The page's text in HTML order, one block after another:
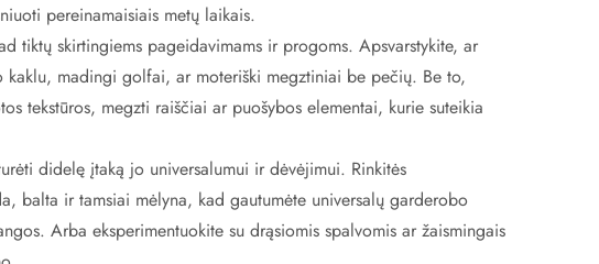
pereinamaisiais metų laikais.
tiktų skirtingiems pageidavimams ir progoms. Apsvarstykite, ar
madingi golfai, ar moteriški megztiniai be pečių. Be to,
tekstūros, megzti raiščiai ar puošybos elementai, kurie suteikia
didelę įtaką jo universalumui ir dėvėjimui. Rinkitės
balta ir tamsiai mėlyna, kad gautumėte universalų garderobo
Arba eksperimentuokite su drąsiomis spalvomis ar žaismingais